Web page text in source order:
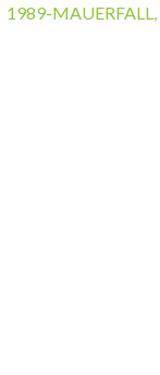
1989-MAUERFALL